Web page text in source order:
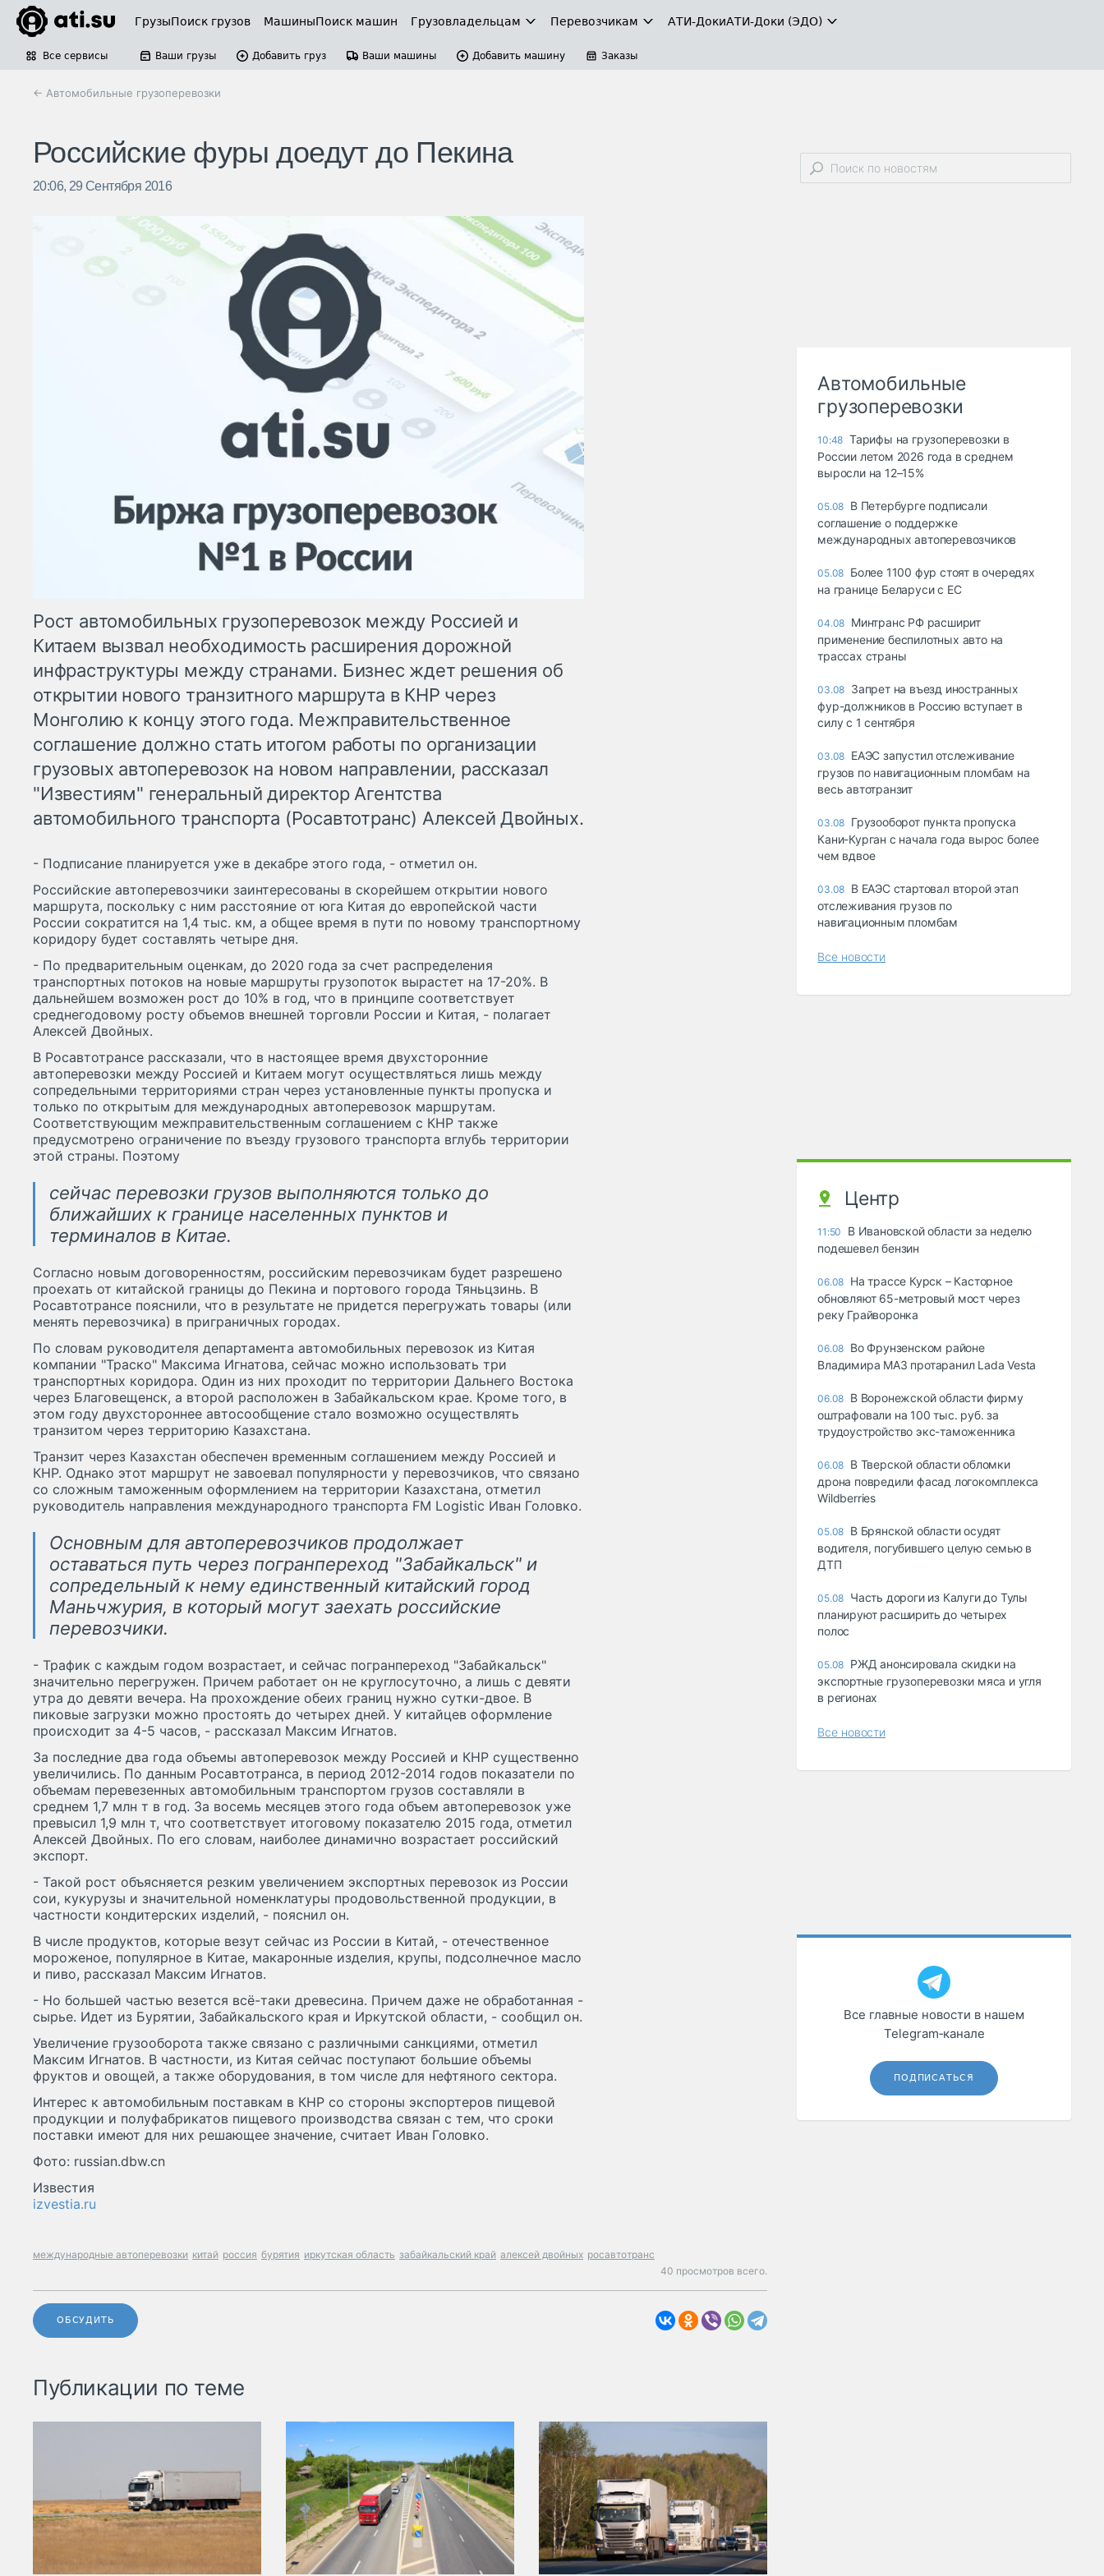
ГрузыПоиск грузов МашиныПоиск машин Грузовладельцам Перевозчикам АТИ-ДокиАТИ-Доки (ЭДО)
Все сервисы Ваши грузы Добавить груз Ваши машины Добавить машину Заказы
← Автомобильные грузоперевозки
Российские фуры доедут до Пекина
20:06, 29 Сентября 2016
Рост автомобильных грузоперевозок между Россией и
Китаем вызвал необходимость расширения дорожной
инфраструктуры между странами. Бизнес ждет решения об
открытии нового транзитного маршрута в КНР через
Монголию к концу этого года. Межправительственное
соглашение должно стать итогом работы по организации
грузовых автоперевозок на новом направлении, рассказал
"Известиям" генеральный директор Агентства
автомобильного транспорта (Росавтотранс) Алексей Двойных.
- Подписание планируется уже в декабре этого года, - отметил он.
Российские автоперевозчики заинтересованы в скорейшем открытии нового
маршрута, поскольку с ним расстояние от юга Китая до европейской части
России сократится на 1,4 тыс. км, а общее время в пути по новому транспортному
коридору будет составлять четыре дня.
- По предварительным оценкам, до 2020 года за счет распределения
транспортных потоков на новые маршруты грузопоток вырастет на 17-20%. В
дальнейшем возможен рост до 10% в год, что в принципе соответствует
среднегодовому росту объемов внешней торговли России и Китая, - полагает
Алексей Двойных.
В Росавтотрансе рассказали, что в настоящее время двухсторонние
автоперевозки между Россией и Китаем могут осуществляться лишь между
сопредельными территориями стран через установленные пункты пропуска и
только по открытым для международных автоперевозок маршрутам.
Соответствующим межправительственным соглашением с КНР также
предусмотрено ограничение по въезду грузового транспорта вглубь территории
этой страны. Поэтому
сейчас перевозки грузов выполняются только до
ближайших к границе населенных пунктов и
терминалов в Китае.
Согласно новым договоренностям, российским перевозчикам будет разрешено
проехать от китайской границы до Пекина и портового города Тяньцзинь. В
Росавтотрансе пояснили, что в результате не придется перегружать товары (или
менять перевозчика) в приграничных городах.
По словам руководителя департамента автомобильных перевозок из Китая
компании "Траско" Максима Игнатова, сейчас можно использовать три
транспортных коридора. Один из них проходит по территории Дальнего Востока
через Благовещенск, а второй расположен в Забайкальском крае. Кроме того, в
этом году двухстороннее автосообщение стало возможно осуществлять
транзитом через территорию Казахстана.
Транзит через Казахстан обеспечен временным соглашением между Россией и
КНР. Однако этот маршрут не завоевал популярности у перевозчиков, что связано
со сложным таможенным оформлением на территории Казахстана, отметил
руководитель направления международного транспорта FM Logistic Иван Головко.
Основным для автоперевозчиков продолжает
оставаться путь через погранпереход "Забайкальск" и
сопредельный к нему единственный китайский город
Маньчжурия, в который могут заехать российские
перевозчики.
- Трафик с каждым годом возрастает, и сейчас погранпереход "Забайкальск"
значительно перегружен. Причем работает он не круглосуточно, а лишь с девяти
утра до девяти вечера. На прохождение обеих границ нужно сутки-двое. В
пиковые загрузки можно простоять до четырех дней. У китайцев оформление
происходит за 4-5 часов, - рассказал Максим Игнатов.
За последние два года объемы автоперевозок между Россией и КНР существенно
увеличились. По данным Росавтотранса, в период 2012-2014 годов показатели по
объемам перевезенных автомобильным транспортом грузов составляли в
среднем 1,7 млн т в год. За восемь месяцев этого года объем автоперевозок уже
превысил 1,9 млн т, что соответствует итоговому показателю 2015 года, отметил
Алексей Двойных. По его словам, наиболее динамично возрастает российский
экспорт.
- Такой рост объясняется резким увеличением экспортных перевозок из России
сои, кукурузы и значительной номенклатуры продовольственной продукции, в
частности кондитерских изделий, - пояснил он.
В числе продуктов, которые везут сейчас из России в Китай, - отечественное
мороженое, популярное в Китае, макаронные изделия, крупы, подсолнечное масло
и пиво, рассказал Максим Игнатов.
- Но большей частью везется всё-таки древесина. Причем даже не обработанная -
сырье. Идет из Бурятии, Забайкальского края и Иркутской области, - сообщил он.
Увеличение грузооборота также связано с различными санкциями, отметил
Максим Игнатов. В частности, из Китая сейчас поступают большие объемы
фруктов и овощей, а также оборудования, в том числе для нефтяного сектора.
Интерес к автомобильным поставкам в КНР со стороны экспортеров пищевой
продукции и полуфабрикатов пищевого производства связан с тем, что сроки
поставки имеют для них решающее значение, считает Иван Головко.
Фото: russian.dbw.cn
Известия
izvestia.ru
международные автоперевозки китай россия бурятия иркутская область забайкальский край алексей двойных росавтотранс
40 просмотров всего.
ОБСУДИТЬ
Публикации по теме
Автомобильные
грузоперевозки
10:48 Тарифы на грузоперевозки в
России летом 2026 года в среднем
выросли на 12–15%
05.08 В Петербурге подписали
соглашение о поддержке
международных автоперевозчиков
05.08 Более 1100 фур стоят в очередях
на границе Беларуси с ЕС
04.08 Минтранс РФ расширит
применение беспилотных авто на
трассах страны
03.08 Запрет на въезд иностранных
фур-должников в Россию вступает в
силу с 1 сентября
03.08 ЕАЭС запустил отслеживание
грузов по навигационным пломбам на
весь автотранзит
03.08 Грузооборот пункта пропуска
Кани-Курган с начала года вырос более
чем вдвое
03.08 В ЕАЭС стартовал второй этап
отслеживания грузов по
навигационным пломбам
Все новости
Центр
11:50
В Ивановской области за неделю
подешевел бензин
06.08 На трассе Курск – Касторное
обновляют 65-метровый мост через
реку Грайворонка
06.08 Во Фрунзенском районе
Владимира МАЗ протаранил Lada Vesta
06.08 В Воронежской области фирму
оштрафовали на 100 тыс. руб. за
трудоустройство экс-таможенника
06.08 В Тверской области обломки
дрона повредили фасад логокомплекса
Wildberries
05.08 В Брянской области осудят
водителя, погубившего целую семью в
ДТП
05.08 Часть дороги из Калуги до Тулы
планируют расширить до четырех
полос
05.08 РЖД анонсировала скидки на
экспортные грузоперевозки мяса и угля
в регионах
Все новости
Все главные новости в нашем
Telegram‑канале
ПОДПИСАТЬСЯ